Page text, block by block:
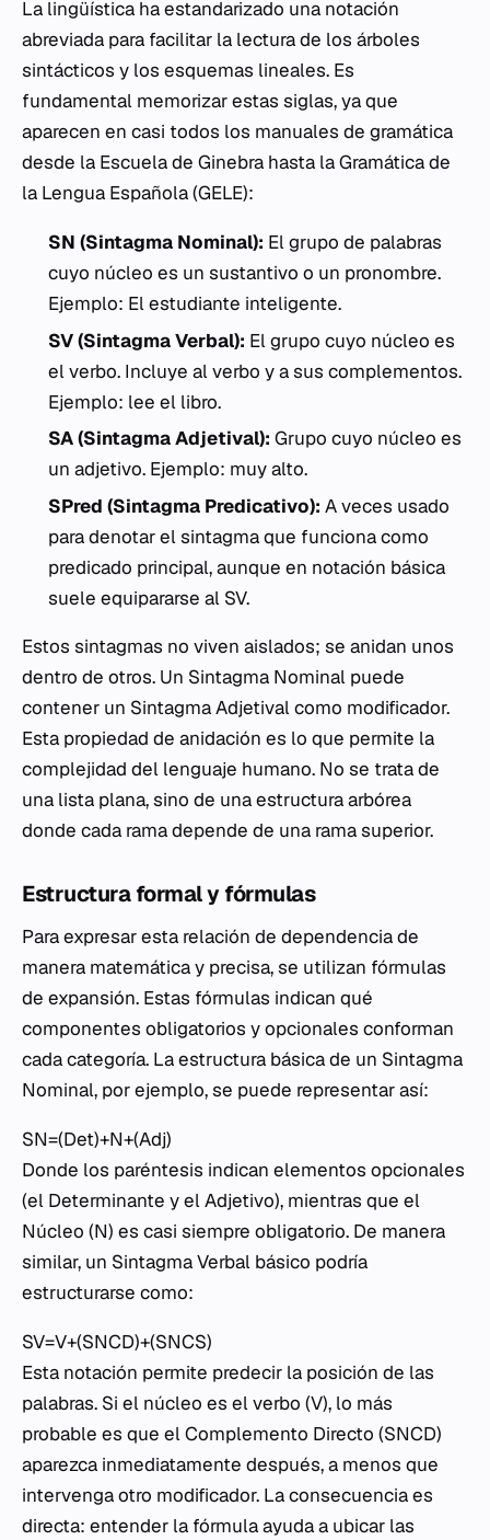
La lingüística ha estandarizado una notación
abreviada para facilitar la lectura de los árboles
sintácticos y los esquemas lineales. Es
fundamental memorizar estas siglas, ya que
aparecen en casi todos los manuales de gramática
desde la Escuela de Ginebra hasta la Gramática de
la Lengua Española (GELE):
SN (Sintagma Nominal): El grupo de palabras
cuyo núcleo es un sustantivo o un pronombre.
Ejemplo: El estudiante inteligente.
SV (Sintagma Verbal): El grupo cuyo núcleo es
el verbo. Incluye al verbo y a sus complementos.
Ejemplo: lee el libro.
SA (Sintagma Adjetival): Grupo cuyo núcleo es
un adjetivo. Ejemplo: muy alto.
SPred (Sintagma Predicativo): A veces usado
para denotar el sintagma que funciona como
predicado principal, aunque en notación básica
suele equipararse al SV.
Estos sintagmas no viven aislados; se anidan unos
dentro de otros. Un Sintagma Nominal puede
contener un Sintagma Adjetival como modificador.
Esta propiedad de anidación es lo que permite la
complejidad del lenguaje humano. No se trata de
una lista plana, sino de una estructura arbórea
donde cada rama depende de una rama superior.
Estructura formal y fórmulas
Para expresar esta relación de dependencia de
manera matemática y precisa, se utilizan fórmulas
de expansión. Estas fórmulas indican qué
componentes obligatorios y opcionales conforman
cada categoría. La estructura básica de un Sintagma
Nominal, por ejemplo, se puede representar así:
SN=(Det)+N+(Adj)
Donde los paréntesis indican elementos opcionales
(el Determinante y el Adjetivo), mientras que el
Núcleo (N) es casi siempre obligatorio. De manera
similar, un Sintagma Verbal básico podría
estructurarse como:
SV=V+(SNCD​)+(SNCS​)
Esta notación permite predecir la posición de las
palabras. Si el núcleo es el verbo (V), lo más
probable es que el Complemento Directo (SNCD)
aparezca inmediatamente después, a menos que
intervenga otro modificador. La consecuencia es
directa: entender la fórmula ayuda a ubicar las